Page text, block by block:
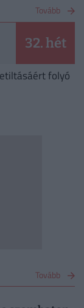
Tovább
32. hét
folyó
Tovább